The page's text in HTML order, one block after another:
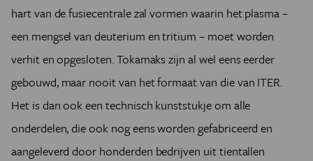
hart van de fusiecentrale zal vormen waarin het plasma –
een mengsel van deuterium en tritium – moet worden
verhit en opgesloten. Tokamaks zijn al wel eens eerder
gebouwd, maar nooit van het formaat van die van ITER.
Het is dan ook een technisch kunststukje om alle
onderdelen, die ook nog eens worden gefabriceerd en
aangeleverd door honderden bedrijven uit tientallen